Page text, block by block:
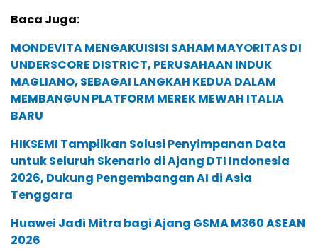
Baca Juga:
MONDEVITA MENGAKUISISI SAHAM MAYORITAS DI
UNDERSCORE DISTRICT, PERUSAHAAN INDUK
MAGLIANO, SEBAGAI LANGKAH KEDUA DALAM
MEMBANGUN PLATFORM MEREK MEWAH ITALIA
BARU
HIKSEMI Tampilkan Solusi Penyimpanan Data
untuk Seluruh Skenario di Ajang DTI Indonesia
2026, Dukung Pengembangan AI di Asia
Tenggara
Huawei Jadi Mitra bagi Ajang GSMA M360 ASEAN
2026